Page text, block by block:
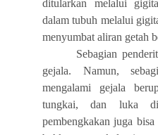
ditularkan melalui
dalam tubuh melalui
menyumbat aliran getah
Sebagian
gejala. Namun,
mengalami gejala
tungkai, dan luka
pembengkakan juga